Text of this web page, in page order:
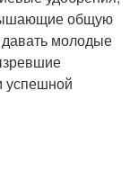
общую
давать молодые
успешной